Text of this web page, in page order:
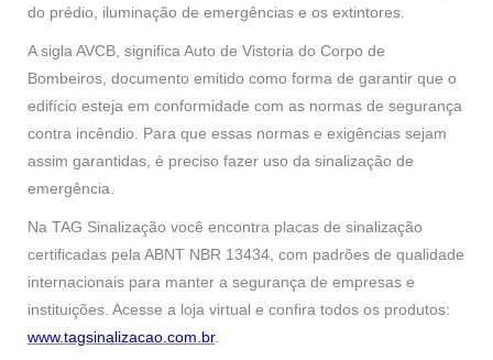
do prédio, iluminação de emergências e os extintores.
A sigla AVCB, significa Auto de Vistoria do Corpo de
Bombeiros, documento emitido como forma de garantir que o
edifício esteja em conformidade com as normas de segurança
contra incêndio. Para que essas normas e exigências sejam
assim garantidas, é preciso fazer uso da sinalização de
emergência.
Na TAG Sinalização você encontra placas de sinalização
certificadas pela ABNT NBR 13434, com padrões de qualidade
internacionais para manter a segurança de empresas e
instituições. Acesse a loja virtual e confira todos os produtos:
www.tagsinalizacao.com.br.